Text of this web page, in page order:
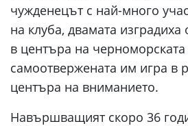
чужденецът с най-много
на клуба, двамата
в центъра на
самоотвержената им игра в
центъра на вниманието.
Навършващият скоро 36